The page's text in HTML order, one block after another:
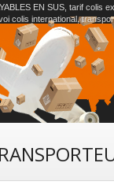
EN SUS, tarif colis
colis international,